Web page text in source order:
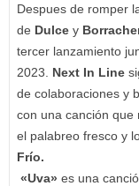
Despues de romper
de Dulce y
tercer lanzamiento
2023. Next In Line
de colaboraciones y
con una canción que
el palabreo fresco y
Frío.
«Uva» es una